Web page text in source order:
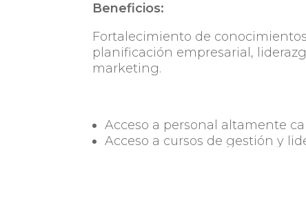
Beneficios:
Fortalecimiento de
planificación empresarial,
marketing.
Acceso a personal altamente
Acceso a cursos de gestión y